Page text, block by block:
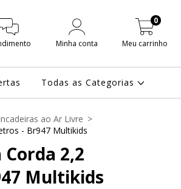
Minha conta Meu carrinho
0
Todas as Categorias
ao Ar Livre >
- Br947 Multikids
Corda 2,2
Multikids